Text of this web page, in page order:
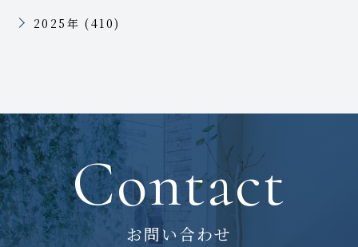
2025年 (410)
Contact
お問い合わせ